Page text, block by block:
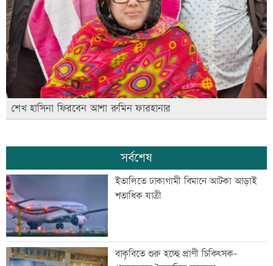
শেখ হাসিনা ফিরবেন আশা রুমিন ফারহানার
সর্বশেষ
ইতালিতে ঢাকাগামী বিমানে আটকা আড়াই
শতাধিক যাত্রী
বাকৃবিতে শুরু হচ্ছে প্রাণী চিকিৎসক-